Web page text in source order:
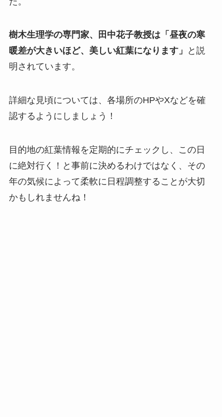
樹木生理学の専門家、田中花子教授は「昼夜の寒
暖差が大きいほど、美しい紅葉になります」
と説
明されています。
詳細な見頃については、各場所のHPやXなどを確
認するようにしましょう！
目的地の紅葉情報を定期的にチェックし、この日
に絶対行く！と事前に決めるわけではなく、その
年の気候によって柔軟に日程調整することが大切
かもしれませんね！